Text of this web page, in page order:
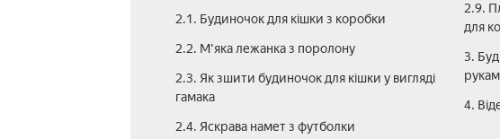
2.1. Будиночок для кішки з коробки
2.2. М'яка лежанка з поролону
2.3. Як зшити будиночок для кішки у вигляді
гамака
2.4. Яскрава намет з футболки
2.9.
для
3.
4.